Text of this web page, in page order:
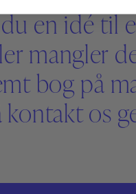
en idé til
mangler
bog på
kontakt os